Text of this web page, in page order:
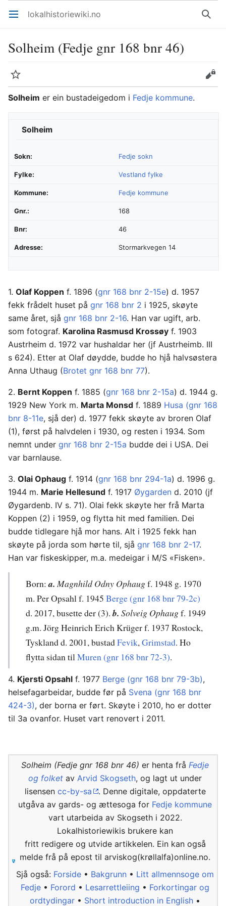
Åpne hovedmenyen lokalhistoriewiki.no Søk
Solheim (Fedje gnr 168 bnr 46)
Overvåk
Rediger
Solheim er ein bustadeigedom i Fedje kommune.
Solheim
Sokn: Fedje sokn
Fylke: Vestland fylke
Kommune: Fedje kommune
Gnr.: 168
Bnr: 46
Adresse: Stormarkvegen 14
1. Olaf Koppen f. 1896 (gnr 168 bnr 2-15e) d. 1957
fekk frådelt huset på gnr 168 bnr 2 i 1925, skøyte
same året, sjå gnr 168 bnr 2-16. Han var ugift, arb.
som fotograf. Karolina Rasmusd Krossøy f. 1903
Austrheim d. 1972 var hushaldar her (jf Austrheimb. III
s 624). Etter at Olaf døydde, budde ho hjå halvsøstera
Anna Uthaug (Brotet gnr 168 bnr 77).
2. Bernt Koppen f. 1885 (gnr 168 bnr 2-15a) d. 1944 g.
1929 New York m. Marta Monsd f. 1889 Husa (gnr 168
bnr 8-11e, sjå der) d. 1977 fekk skøyte av broren Olaf
(1), først på halvdelen i 1930, og resten i 1934. Som
nemnt under gnr 168 bnr 2-15a budde dei i USA. Dei
var barnlause.
3. Olai Ophaug f. 1914 (gnr 168 bnr 294-1a) d. 1996 g.
1944 m. Marie Hellesund f. 1917 Øygarden d. 2010 (jf
Øygardenb. IV s. 71). Olai fekk skøyte her frå Marta
Koppen (2) i 1959, og flytta hit med familien. Dei
budde tidlegare hjå mor hans. Alt i 1925 fekk han
skøyte på jorda som hørte til, sjå gnr 168 bnr 2-17.
Han var fiskeskipper, m.a. medeigar i M/S «Fisken».
Born:a. Magnhild Odny Ophaugf. 1948 g. 1970
m. Per Opsahl f. 1945 Berge (gnr 168 bnr 79-2c)
d. 2017, busette der (3).b. Solveig Ophaugf. 1949
g.m. Jörg Heinrich Erich Krüger f. 1937 Rostock,
Tyskland d. 2001, bustadFevik, Grimstad. Ho
flytta sidan til Muren (gnr 168 bnr 72-3).
4. Kjersti Opsahl f. 1977 Berge (gnr 168 bnr 79-3b),
helsefagarbeidar, budde før på Svena (gnr 168 bnr
424-3), der borna er ført. Skøyte i 2010, ho er dotter
til 3a ovanfor. Huset vart renovert i 2011.
Solheim (Fedje gnr 168 bnr 46) er henta frå Fedje
og folket av Arvid Skogseth, og lagt ut under
lisensen cc-by-sa
. Denne digitale, oppdaterte
utgåva av gards- og ættesoga for Fedje kommune
vart utarbeida av Skogseth i 2022.
Lokalhistoriewikis brukere kan
fritt redigere og utvide artikkelen. Ein kan også
melde frå på epost til arviskog(krøllalfa)online.no.
Sjå også: Forside • Bakgrunn • Litt allmennsoge om
Fedje • Forord • Lesarrettleiing • Forkortingar og
ordtydingar • Short introduction in English •